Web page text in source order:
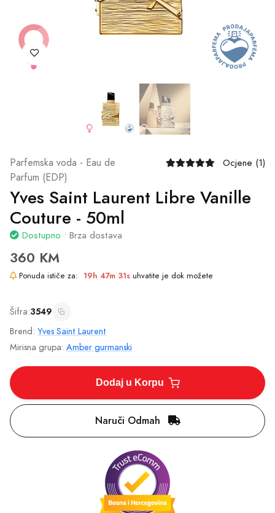
Parfemska voda - Eau de
Parfum (EDP)
Ocjene (1)
Yves Saint Laurent Libre Vanille
Couture - 50ml
Dostupno • Brza dostava
360 KM
Ponuda ističe za: 19h 47m 31s uhvatite je dok možete
Šifra:3549
Brend: Yves Saint Laurent
Mirisna grupa: Amber gurmanski
Dodaj u Korpu
Naruči Odmah